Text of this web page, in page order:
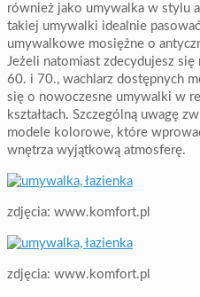
również jako umywalka w stylu
takiej umywalki idealnie
umywalkowe mosiężne o
Jeżeli natomiast zdecydujesz się
60. i 70., wachlarz dostępnych
się o nowoczesne umywalki w
kształtach. Szczególną uwagę
modele kolorowe, które
wnętrza wyjątkową atmosferę.
zdjęcia: www.komfort.pl
zdjęcia: www.komfort.pl